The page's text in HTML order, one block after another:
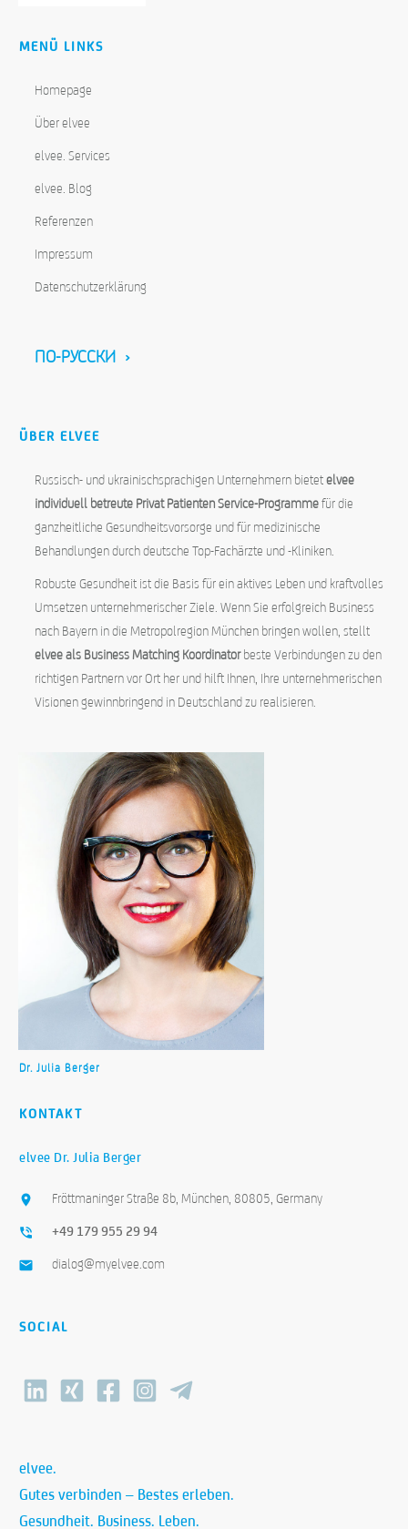
MENÜ LINKS
Homepage
Über elvee
elvee. Services
elvee. Blog
Referenzen
Impressum
Datenschutzerklärung
ПО-РУССКИ ›
ÜBER ELVEE
Russisch- und ukrainischsprachigen Unternehmern bietetelvee
individuell betreute Privat Patienten Service-Programmefür die
ganzheitliche Gesundheitsvorsorge und für medizinische
Behandlungen durch deutsche Top-Fachärzte und -Kliniken.
Robuste Gesundheit ist die Basis für ein aktives Leben und kraftvolles
Umsetzen unternehmerischer Ziele. Wenn Sie erfolgreich Business
nach Bayern in die Metropolregion München bringen wollen, stellt
elvee als Business Matching Koordinatorbeste Verbindungen zu den
richtigen Partnern vor Ort her und hilft Ihnen, Ihre unternehmerischen
Visionen gewinnbringend in Deutschland zu realisieren.
Dr. Julia Berger
KONTAKT
elvee Dr. Julia Berger
Fröttmaninger Straße 8b, München, 80805, Germany
+49 179 955 29 94
dialog@myelvee.com
SOCIAL
elvee.
Gutes verbinden – Bestes erleben.
Gesundheit. Business. Leben.